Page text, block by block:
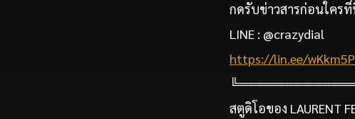
กดรับข่าวสารก่อนใคร
LINE : @crazydial
https://lin.ee/
สตูดิโอของ LAURENT